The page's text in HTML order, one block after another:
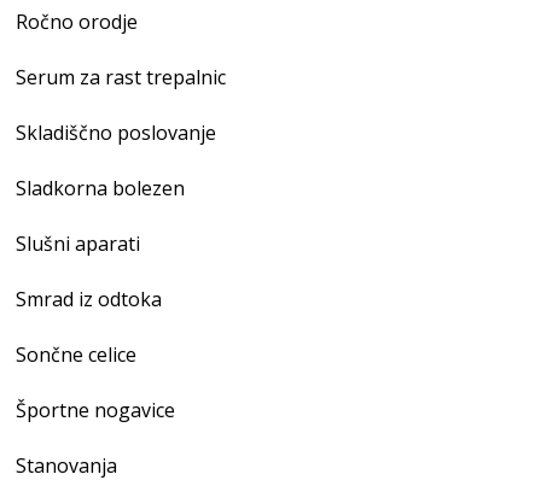
Ročno orodje
Serum za rast trepalnic
Skladiščno poslovanje
Sladkorna bolezen
Slušni aparati
Smrad iz odtoka
Sončne celice
Športne nogavice
Stanovanja